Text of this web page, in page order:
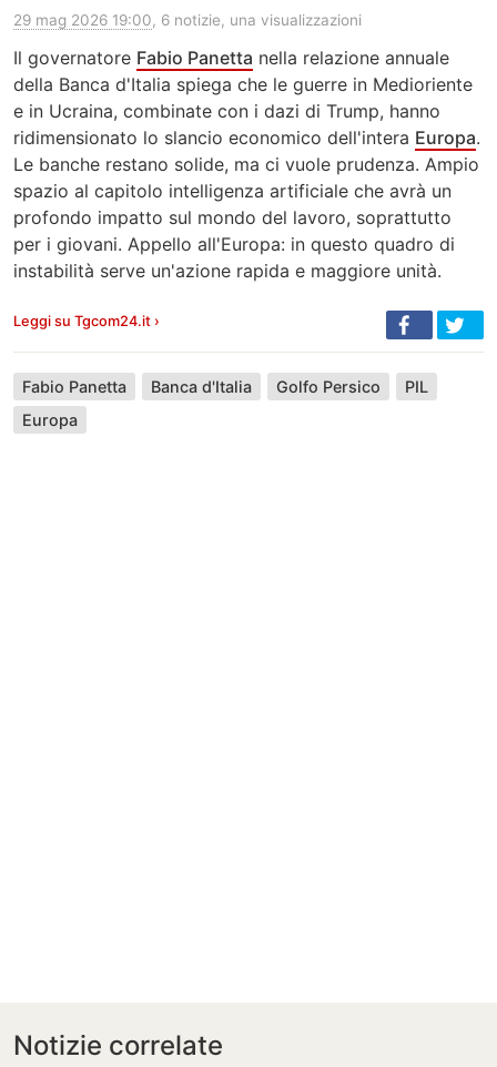
29 mag 2026 19:00, 6 notizie, una visualizzazioni
Il governatore Fabio Panetta nella relazione annuale
della Banca d'Italia spiega che le guerre in Medioriente
e in Ucraina, combinate con i dazi di Trump, hanno
ridimensionato lo slancio economico dell'intera Europa.
Le banche restano solide, ma ci vuole prudenza. Ampio
spazio al capitolo intelligenza artificiale che avrà un
profondo impatto sul mondo del lavoro, soprattutto
per i giovani. Appello all'Europa: in questo quadro di
instabilità serve un'azione rapida e maggiore unità.
Leggi su Tgcom24.it ›
Fabio Panetta Banca d'Italia Golfo Persico
PIL
Europa
Notizie correlate